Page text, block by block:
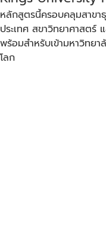
หลักสูตรนี้ครอบคลุมสาขา
ประเทศ สขาวิทยาศาสตร์
พร้อมสำหรับเข้ามหาวิทย
โลก